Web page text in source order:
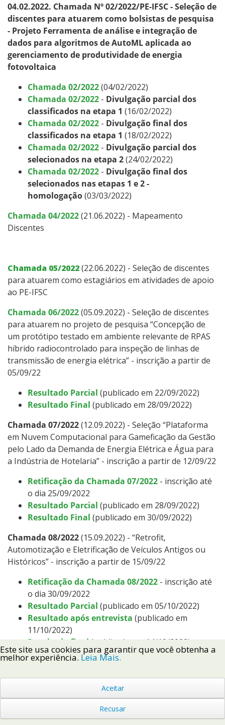
04.02.2022. Chamada Nº 02/2022/PE-IFSC - Seleção de
discentes para atuarem como bolsistas de pesquisa
- Projeto Ferramenta de análise e integração de
dados para algoritmos de AutoML aplicada ao
gerenciamento de produtividade de energia
fotovoltaica
Chamada 02/2022(04/02/2022)
Chamada 02/2022 - Divulgação parcial dos
classificados na etapa 1 (16/02/2022)
Chamada 02/2022 - Divulgação final dos
classificados na etapa 1 (18/02/2022)
Chamada 02/2022 - Divulgação parcial dos
selecionados na etapa 2(24/02/2022)
Chamada 02/2022 - Divulgação final dos
selecionados nas etapas 1 e 2 -
homologação(03/03/2022)
Chamada 04/2022(21.06.2022) - Mapeamento
Discentes
Chamada 05/2022(22.06.2022) - Seleção de discentes
para atuarem como estagiários em atividades de apoio
ao PE-IFSC
Chamada 06/2022(05.09.2022) - Seleção de discentes
para atuarem no projeto de pesquisa “Concepção de
um protótipo testado em ambiente relevante de RPAS
híbrido radiocontrolado para inspeção de linhas de
transmissão de energia elétrica” - inscrição a partir de
05/09/22
Resultado Parcial (publicado em 22/09/2022)
Resultado Final (publicado em 28/09/2022)
Chamada 07/2022(12.09.2022) - Seleção “Plataforma
em Nuvem Computacional para Gameficação da Gestão
pelo Lado da Demanda de Energia Elétrica e Água para
a Indústria de Hotelaria” - inscrição a partir de 12/09/22
Retificação da Chamada 07/2022 - inscrição até
o dia 25/09/2022
Resultado Parcial (publicado em 28/09/2022)
Resultado Final (publicado em 30/09/2022)
Chamada 08/2022(15.09.2022) - “Retrofit,
Automotização e Eletrificação de Veículos Antigos ou
Históricos” - inscrição a partir de 15/09/22
Retificação da Chamada 08/2022 - inscrição até
o dia 30/09/2022
Resultado Parcial (publicado em 05/10/2022)
Resultado após entrevista (publicado em
11/10/2022)
Resultado final(publicado em 14/10/2022)
Chamada 10/2022 (01.12.2022) - Seleção de bolsistas
tendências e avaliação de risco em múltiplos cenários
do mercado de energia baseado em dados - uma prova
Este site usa cookies para garantir que você obtenha a
melhor experiência. Leia Mais.
Aceitar
Recusar